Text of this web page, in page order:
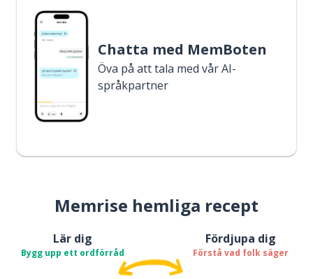
Chatta med MemBoten
Öva på att tala med vår AI-
språkpartner
Memrise hemliga recept
Lär dig
Bygg upp ett ordförråd
Fördjupa dig
Förstå vad folk säger